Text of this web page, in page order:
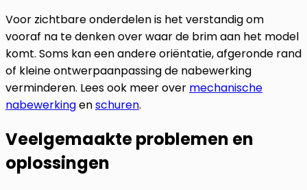
Voor zichtbare onderdelen is het verstandig om
vooraf na te denken over waar de brim aan het model
komt. Soms kan een andere oriëntatie, afgeronde rand
of kleine ontwerpaanpassing de nabewerking
verminderen. Lees ook meer over mechanische
nabewerkingenschuren.
Veelgemaakte problemen en
oplossingen